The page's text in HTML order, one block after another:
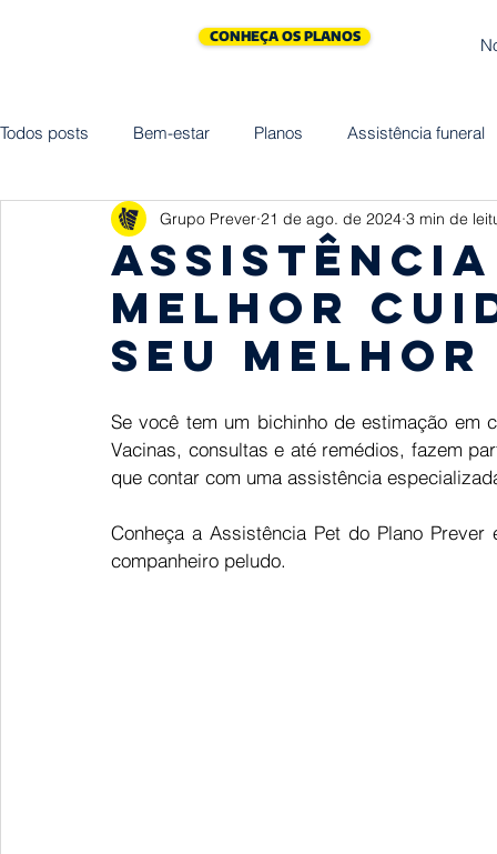
CONHEÇA OS PLANOS
Todos posts Bem-estar Planos Assistência funeral
Cremação Assistências Saúde
Maternidade Vida Homenagem
melhor
seu melhor
Grupo Prever 21 de ago. de 2024 3 min de
Se você tem um bichinho de estimação em
Vacinas, consultas e até remédios, fazem
que contar com uma assistência
Conheça a Assistência Pet do Plano
companheiro peludo.